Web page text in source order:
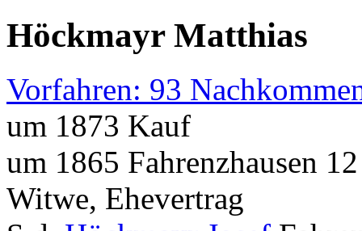
Höckmayr Matthias
Vorfahren: 93
um 1873 Kauf
um 1865 Fahrenzhausen
Witwe, Ehevertrag